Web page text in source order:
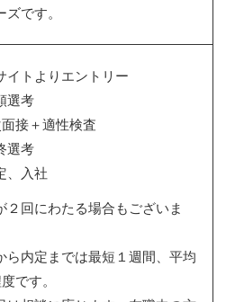
ズです。
イトよりエントリー
選考
接＋適性検査
選考
、入社
回にわたる場合もございま
ら内定までは最短１週間、平均
です。